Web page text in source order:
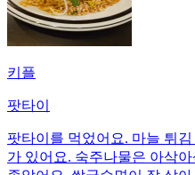
키플
팟타이
팟타이를 먹었어요. 마늘 튀
가 있어요. 숙주나물은 아삭